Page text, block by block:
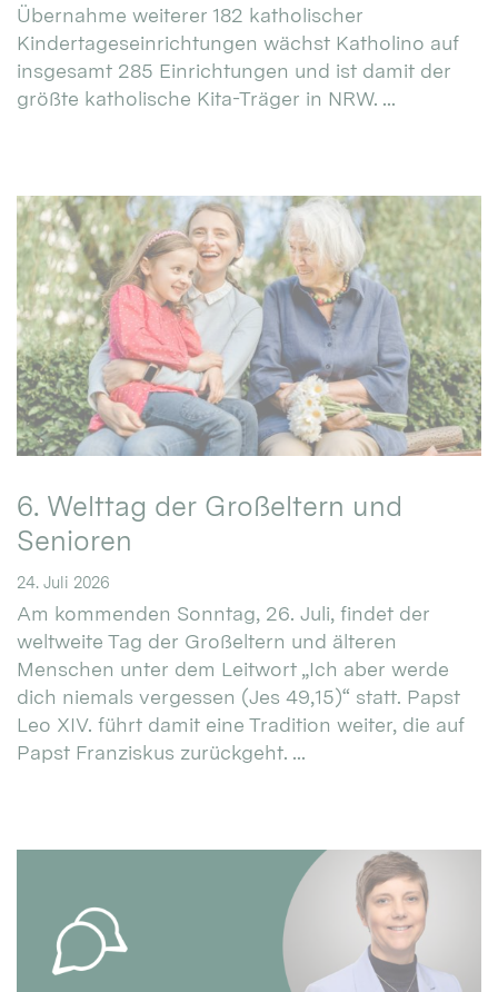
Übernahme weiterer 182 katholischer
Kindertageseinrichtungen wächst Katholino auf
insgesamt 285 Einrichtungen und ist damit der
größte katholische Kita-Träger in NRW. ...
6. Welttag der Großeltern und
Senioren
24. Juli 2026
Am kommenden Sonntag, 26. Juli, findet der
weltweite Tag der Großeltern und älteren
Menschen unter dem Leitwort „Ich aber werde
dich niemals vergessen (Jes 49,15)“ statt. Papst
Leo XIV. führt damit eine Tradition weiter, die auf
Papst Franziskus zurückgeht. ...